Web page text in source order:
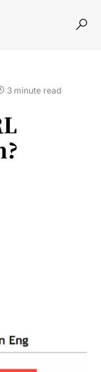
3 minute read